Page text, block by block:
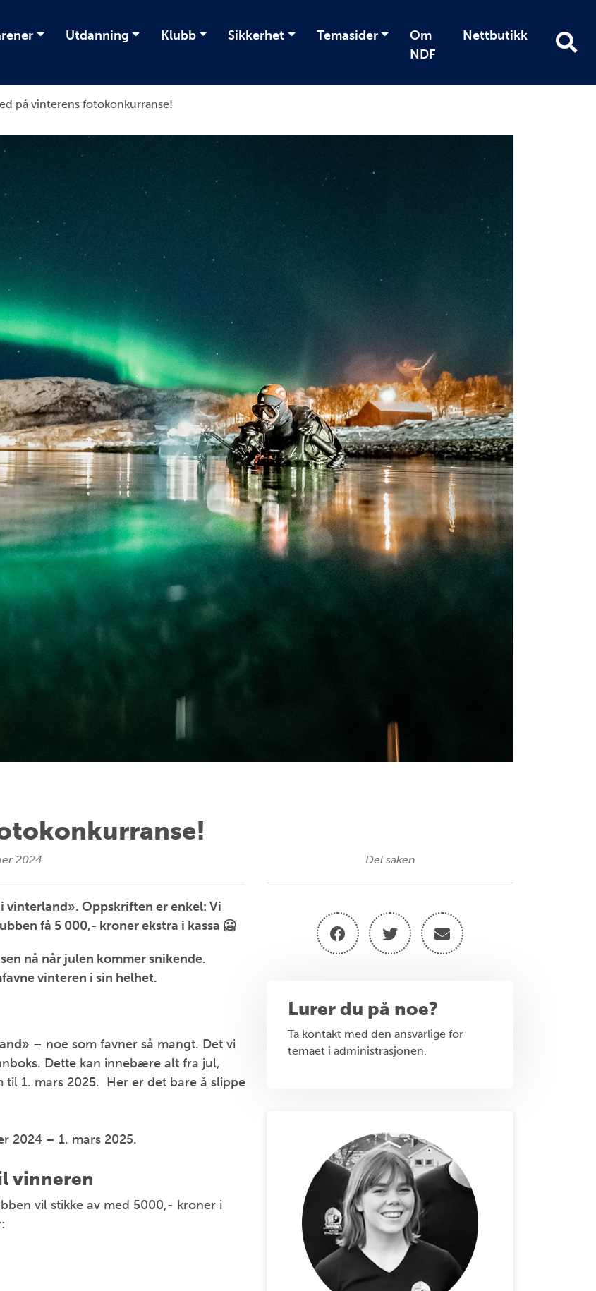
Utdanning Klubb Sikkerhet Temasider
Om
NDF
Nettbutikk
på vinterens fotokonkurranse!
2024
vinterland». Oppskriften er enkel: Vi
få 5 000,- kroner ekstra i kassa 🥶
nå når julen kommer snikende.
vinteren i sin helhet.
– noe som favner så mangt. Det vi
Dette kan innebære alt fra jul,
1. mars 2025. Her er det bare å slippe
2024 – 1. mars 2025.
vinneren
vil stikke av med 5000,- kroner i
Del saken
Lurer du på noe?
Ta kontakt med den ansvarlige for
temaet i administrasjonen.